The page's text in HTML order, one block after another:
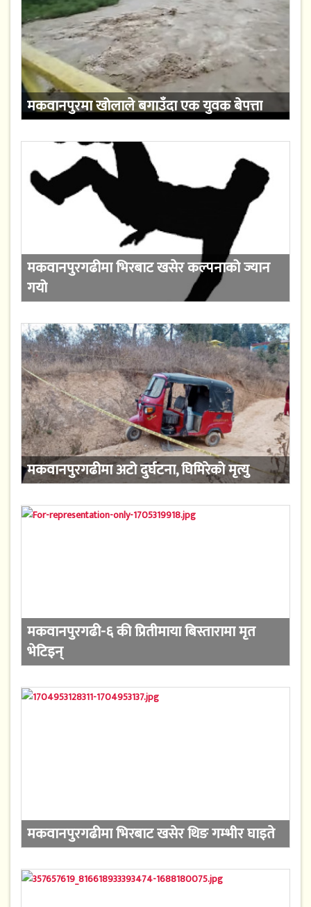
मकवानपुरमा खोलाले बगाउँदा एक युवक बेपत्ता
मकवानपुरगढीमा भिरबाट खसेर कल्पनाको ज्यान
गयो
मकवानपुरगढीमा अटो दुर्घटना, घिमिरेको मृत्यु
मकवानपुरगढी-६ की प्रितीमाया बिस्तारामा मृत
भेटिइन्
मकवानपुरगढीमा भिरबाट खसेर थिङ गम्भीर घाइते